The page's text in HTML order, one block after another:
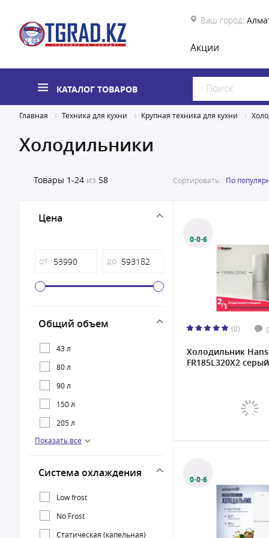
Ваш город:
Акции
КАТАЛОГ ТОВАРОВ
Главная Техника для кухни Крупная техника для кухни
Холодильники
Товары 1-24 из 58 Сортировать: По
Цена
от до
Общий объем
43 л
80 л
90 л
150 л
205 л
250 л
265 л
273 л
278 л
290 л
Показать все
Система охлаждения
Low frost
No Frost
Статическая (капельная)
0·0·6
(0) 0
Холодильник
FR185L320X2 серый
0·0·6